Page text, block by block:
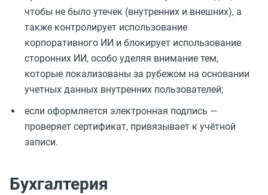
чтобы не было утечек (внутренних и внешних), а
также контролирует использование
корпоративного ИИ и блокирует использование
сторонних ИИ, особо уделяя внимание тем,
которые локализованы за рубежом на основании
учетных данных внутренних пользователей;
если оформляется электронная подпись —
проверяет сертификат, привязывает к учётной
записи.
Бухгалтерия